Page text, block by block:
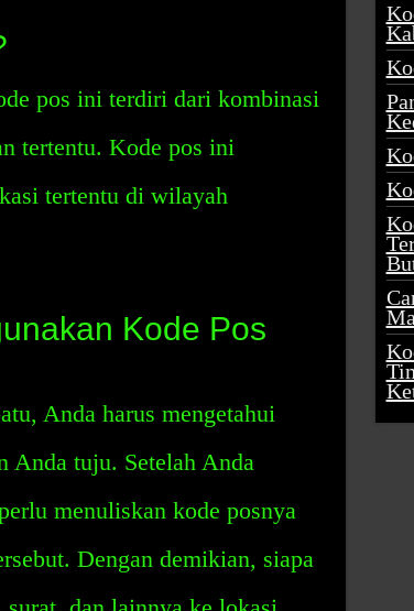
pos ini terdiri dari kombinasi
tertentu. Kode pos ini
tertentu di wilayah
Kode Pos
Anda harus mengetahui
Anda tuju. Setelah Anda
menuliskan kode posnya
Dengan demikian, siapa